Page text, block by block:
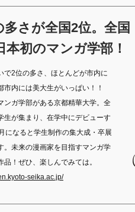
多さが全国2位。全国
本初のマンガ学部！
で2位の多さ、ほとんどが市内に
内には美大生がいっぱい！！
ンガ学部がある京都精華大学。全
生が集まり、在学中にデビューす
になると学生制作の集大成・卒展
。未来の漫画家を目指すマンガ学
！ぜひ、楽しんでみては。
seika.ac.jp/